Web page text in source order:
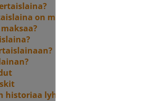
on mahdollista saada?
historiaa lyhyesti